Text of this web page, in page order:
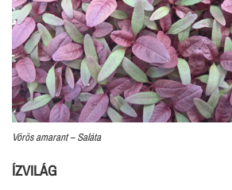
Vörös amarant – Saláta
ÍZVILÁG